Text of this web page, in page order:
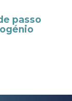
passo